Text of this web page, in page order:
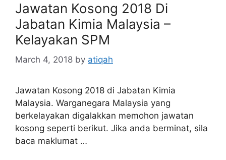
Jawatan Kosong 2018 Di
Jabatan Kimia Malaysia –
Kelayakan SPM
March 4, 2018 by atiqah
Jawatan Kosong 2018 di Jabatan Kimia
Malaysia. Warganegara Malaysia yang
berkelayakan digalakkan memohon jawatan
kosong seperti berikut. Jika anda berminat, sila
baca maklumat …